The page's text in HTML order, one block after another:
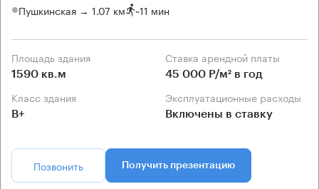
Пушкинская → 1.07 км ~11 мин
Площадь здания
1590 кв.м
Ставка арендной платы
45 000 Р/м² в год
Класс здания
B+
Эксплуатационные расходы
Включены в ставку
Позвонить Получить презентацию